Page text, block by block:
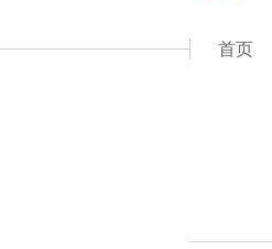
首页